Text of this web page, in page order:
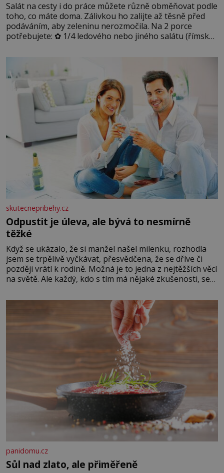
Salát na cesty i do práce můžete různě obměňovat podle
toho, co máte doma. Zálivkou ho zalijte až těsně před
podáváním, aby zeleninu nerozmočila. Na 2 porce
potřebujete: ✿ 1/4 ledového nebo jiného salátu (římský
okurky ✿ 2 rajčata Zálivka: ✿ 4 lžíce olivového oleje ✿ 1
lžíci citronové šťávy ✿ ½ stroužku
skutecnepribehy.cz
Odpustit je úleva, ale bývá to nesmírně
těžké
Když se ukázalo, že si manžel našel milenku, rozhodla
jsem se trpělivě vyčkávat, přesvědčena, že se dříve či
později vrátí k rodině. Možná je to jedna z nejtěžších věcí
na světě. Ale každý, kdo s tím má nějaké zkušenosti, se
Když se ke mně doneslo, že si manžel pořídil milenku,
panidomu.cz
Sůl nad zlato, ale přiměřeně